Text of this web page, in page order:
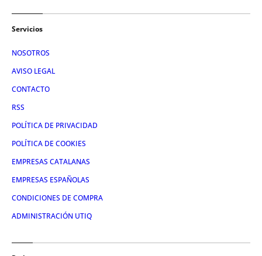
Servicios
NOSOTROS
AVISO LEGAL
CONTACTO
RSS
POLÍTICA DE PRIVACIDAD
POLÍTICA DE COOKIES
EMPRESAS CATALANAS
EMPRESAS ESPAÑOLAS
CONDICIONES DE COMPRA
ADMINISTRACIÓN UTIQ